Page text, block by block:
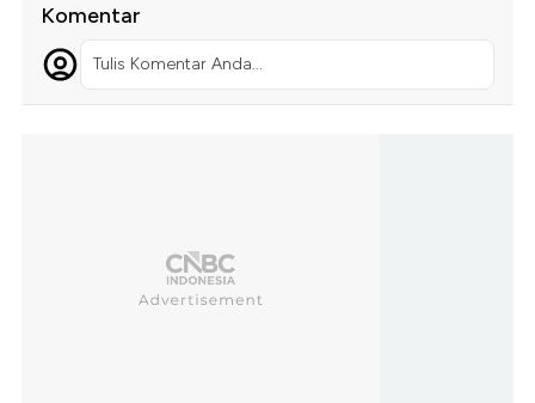
Komentar
Tulis Komentar Anda...